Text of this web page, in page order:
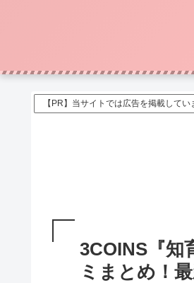
【PR】当サイトでは広告を掲載してい
3COINS『知
ミまとめ！